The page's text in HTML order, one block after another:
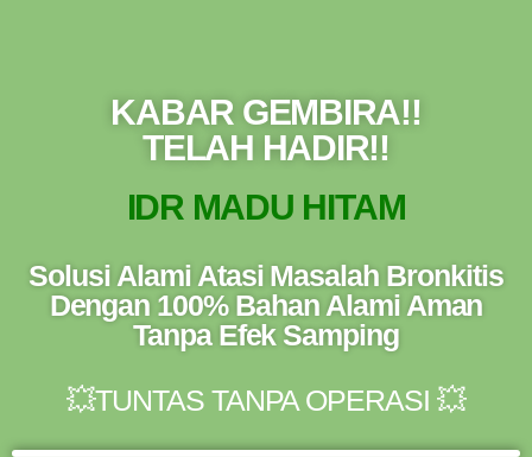
KABAR GEMBIRA!!
TELAH HADIR!!
IDR MADU HITAM
Solusi Alami Atasi Masalah Bronkitis
Dengan 100% Bahan Alami Aman
Tanpa Efek Samping
💥TUNTAS TANPA OPERASI 💥
SETELAH SAMPAI KE REKENING KAMI)